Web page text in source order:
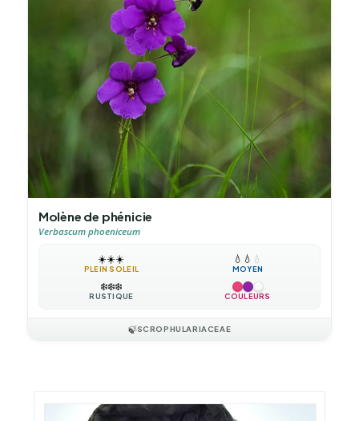
Molène de phénicie
Verbascum phoeniceum
☀️☀️☀️
PLEIN SOLEIL
💧 💧 💧
MOYEN
❄️❄️❄️
RUSTIQUE COULEURS
🍃SCROPHULARIACEAE